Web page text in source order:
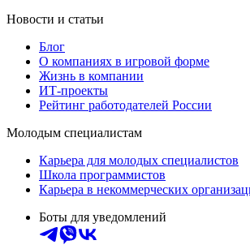
Новости и статьи
Блог
О компаниях в игровой форме
Жизнь в компании
ИТ-проекты
Рейтинг работодателей России
Молодым специалистам
Карьера для молодых специалистов
Школа программистов
Карьера в некоммерческих
Боты для уведомлений